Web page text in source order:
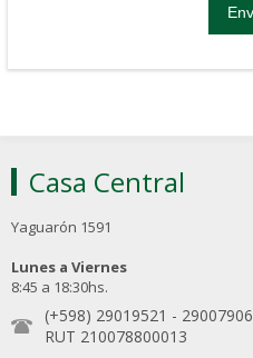
Casa Central
Yaguarón 1591
Lunes a Viernes
8:45 a 18:30hs.
(+598) 29019521 - 29007906
RUT 210078800013